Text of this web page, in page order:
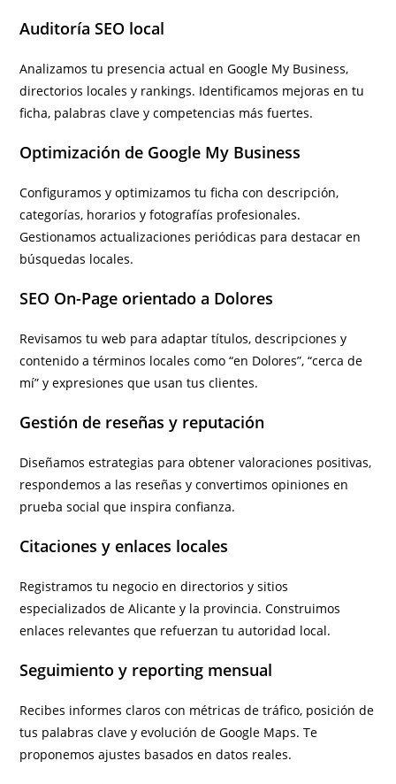
Auditoría SEO local
Analizamos tu presencia actual en Google My Business,
directorios locales y rankings. Identificamos mejoras en tu
ficha, palabras clave y competencias más fuertes.
Optimización de Google My Business
Configuramos y optimizamos tu ficha con descripción,
categorías, horarios y fotografías profesionales.
Gestionamos actualizaciones periódicas para destacar en
búsquedas locales.
SEO On-Page orientado a Dolores
Revisamos tu web para adaptar títulos, descripciones y
contenido a términos locales como “en Dolores”, “cerca de
mí” y expresiones que usan tus clientes.
Gestión de reseñas y reputación
Diseñamos estrategias para obtener valoraciones positivas,
respondemos a las reseñas y convertimos opiniones en
prueba social que inspira confianza.
Citaciones y enlaces locales
Registramos tu negocio en directorios y sitios
especializados de Alicante y la provincia. Construimos
enlaces relevantes que refuerzan tu autoridad local.
Seguimiento y reporting mensual
Recibes informes claros con métricas de tráfico, posición de
tus palabras clave y evolución de Google Maps. Te
proponemos ajustes basados en datos reales.